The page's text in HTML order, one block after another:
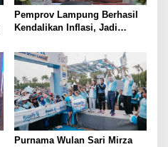
Pemprov Lampung Berhasil
Kendalikan Inflasi, Jadi
Terendah di Sumatera
Purnama Wulan Sari Mirza